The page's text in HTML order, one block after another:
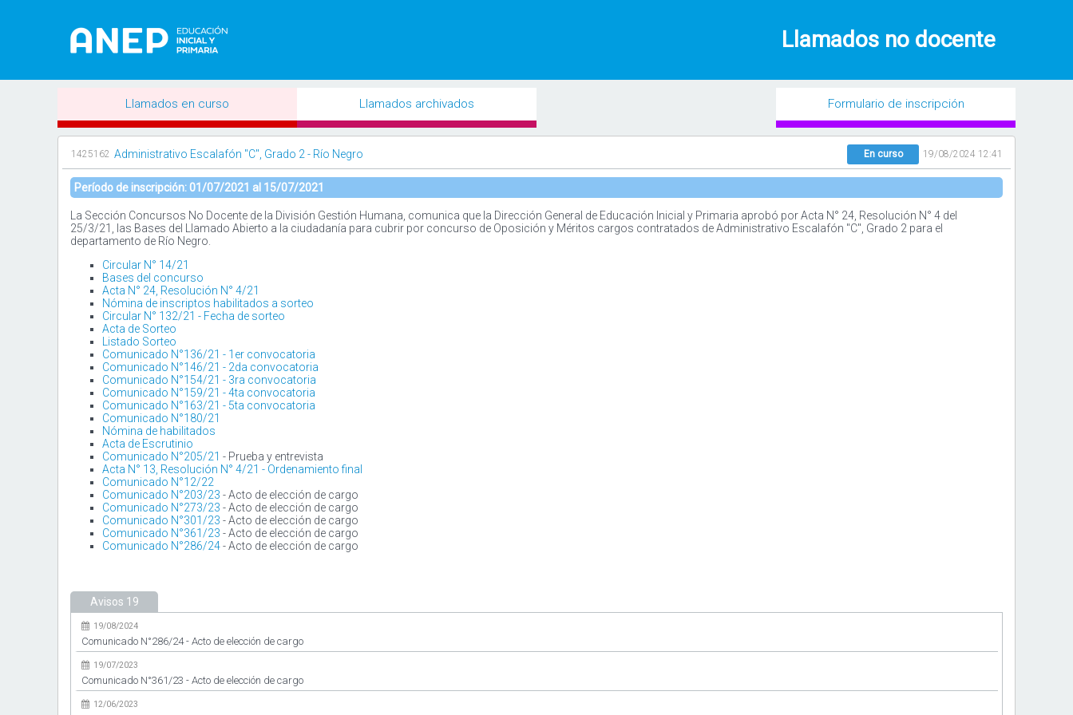
Llamados no docente
Llamados en curso Llamados archivados Formulario de inscripción
1425162 Administrativo Escalafón "C", Grado 2 - Río Negro 19/08/2024 12:41
En curso
Período de inscripción: 01/07/2021 al 15/07/2021
La Sección Concursos No Docente de la División Gestión Humana, comunica que la Dirección General de Educación Inicial y Primaria aprobó por Acta N° 24, Resolución N° 4 del
25/3/21, las Bases del Llamado Abierto a la ciudadanía para cubrir por concurso de Oposición y Méritos cargos contratados de Administrativo Escalafón "C", Grado 2 para el
departamento de Río Negro.
Circular N° 14/21
Bases del concurso
Acta N° 24, Resolución N° 4/21
Nómina de inscriptos habilitados a sorteo
Circular N° 132/21 - Fecha de sorteo
Acta de Sorteo
Listado Sorteo
Comunicado N°136/21 - 1er convocatoria
Comunicado N°146/21 - 2da convocatoria
Comunicado N°154/21 - 3ra convocatoria
Comunicado N°159/21 - 4ta convocatoria
Comunicado N°163/21 - 5ta convocatoria
Comunicado N°180/21
Nómina de habilitados
Acta de Escrutinio
Comunicado N°205/21 - Prueba y entrevista
Acta N° 13, Resolución N° 4/21 - Ordenamiento final
Comunicado N°12/22
Comunicado N°203/23 - Acto de elección de cargo
Comunicado N°273/23 - Acto de elección de cargo
Comunicado N°301/23 - Acto de elección de cargo
Comunicado N°361/23 - Acto de elección de cargo
Comunicado N°286/24- Acto de elección de cargo
Avisos 19
19/08/2024
Comunicado N°286/24 - Acto de elección de cargo
19/07/2023
Comunicado N°361/23 - Acto de elección de cargo
12/06/2023